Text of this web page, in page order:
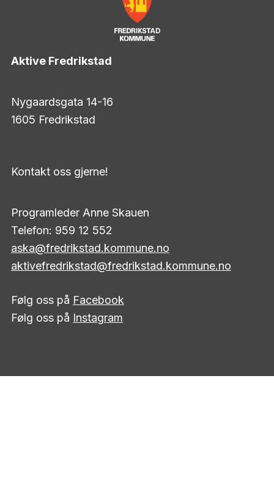
Aktive Fredrikstad
Nygaardsgata 14-16
1605 Fredrikstad
Kontakt oss gjerne!
Programleder Anne Skauen
Telefon: 959 12 552
aska@fredrikstad.kommune.no
aktivefredrikstad@fredrikstad.kommune.no
Følg oss på Facebook
Følg oss på Instagram